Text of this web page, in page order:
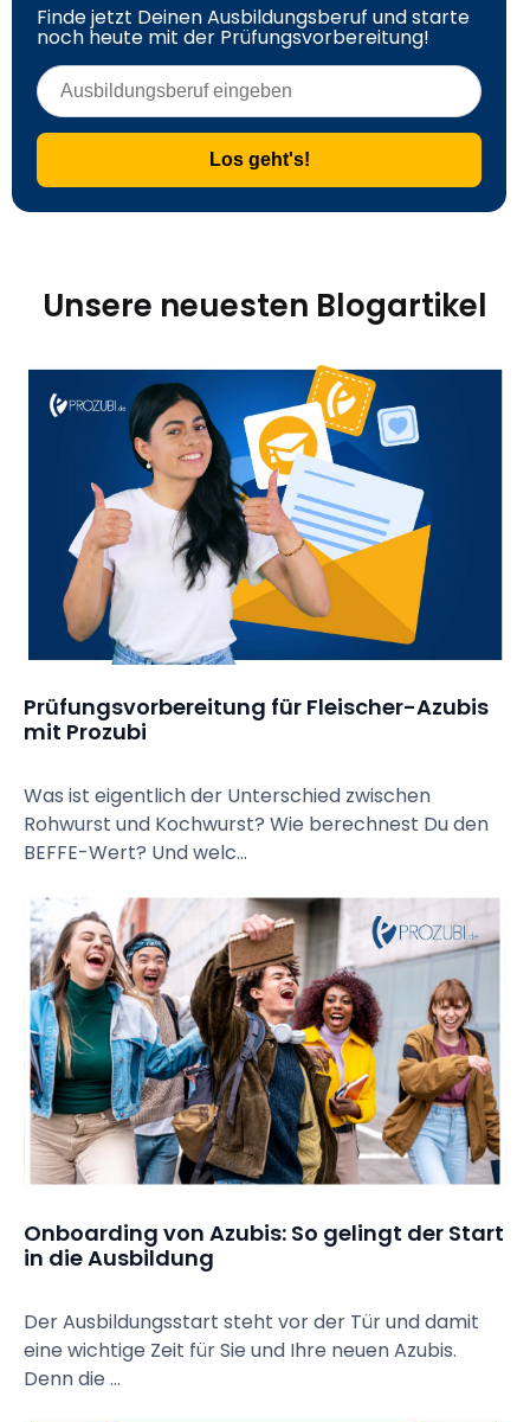
Finde jetzt Deinen Ausbildungsberuf und starte
noch heute mit der Prüfungsvorbereitung!
Los geht's!
Unsere neuesten Blogartikel
Prüfungsvorbereitung für Fleischer-Azubis
mit Prozubi
Was ist eigentlich der Unterschied zwischen
Rohwurst und Kochwurst? Wie berechnest Du den
BEFFE-Wert? Und welc...
Onboarding von Azubis: So gelingt der Start
in die Ausbildung
Der Ausbildungsstart steht vor der Tür und damit
eine wichtige Zeit für Sie und Ihre neuen Azubis.
Denn die ...